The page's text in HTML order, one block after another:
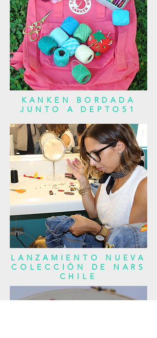
KANKEN BORDADA
JUNTO A DEPTO51
LANZAMIENTO NUEVA
COLECCIÓN DE NARS
CHILE